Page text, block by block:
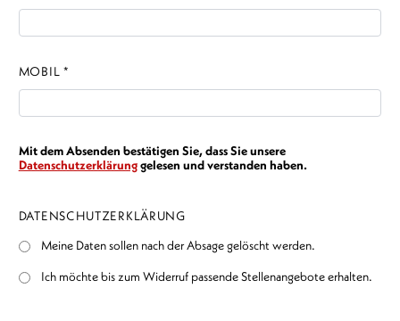
MOBIL *
Mit dem Absenden bestätigen Sie, dass Sie unsere
Datenschutzerklärunggelesen und verstanden haben.
DATENSCHUTZERKLÄRUNG
Meine Daten sollen nach der Absage gelöscht werden.
Ich möchte bis zum Widerruf passende Stellenangebote erhalten.